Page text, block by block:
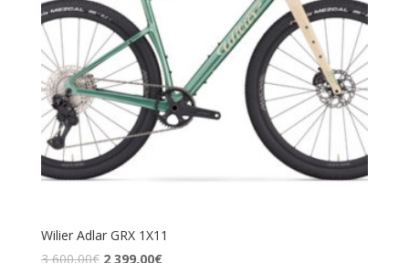
Wilier Adlar GRX 1X11
3 600,00€ 2 399,00€